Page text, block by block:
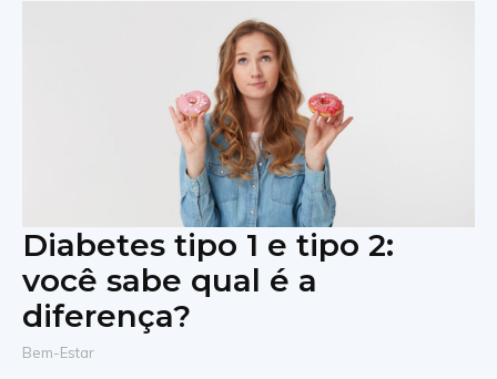
Diabetes tipo 1 e tipo 2:
você sabe qual é a
diferença?
Bem-Estar